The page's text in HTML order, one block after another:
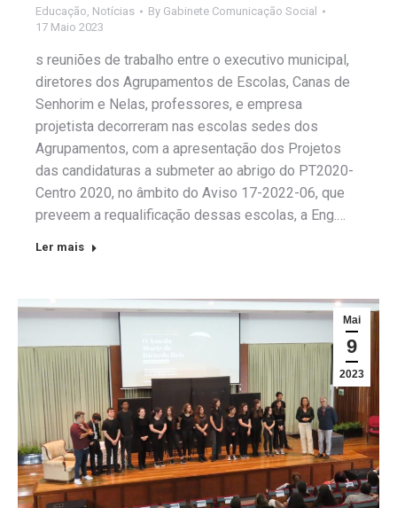
Educação, Notícias By Gabinete Comunicação Social
17 Maio 2023
s reuniões de trabalho entre o executivo municipal,
diretores dos Agrupamentos de Escolas, Canas de
Senhorim e Nelas, professores, e empresa
projetista decorreram nas escolas sedes dos
Agrupamentos, com a apresentação dos Projetos
das candidaturas a submeter ao abrigo do PT2020-
Centro 2020, no âmbito do Aviso 17-2022-06, que
preveem a requalificação dessas escolas, a Eng.…
Ler mais
Mai
9
2023